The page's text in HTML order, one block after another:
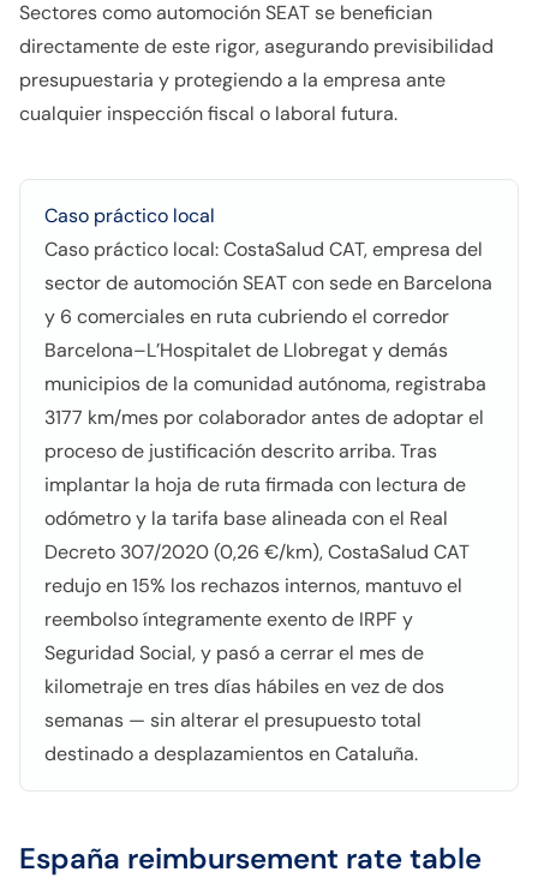
Sectores como automoción SEAT se benefician
directamente de este rigor, asegurando previsibilidad
presupuestaria y protegiendo a la empresa ante
cualquier inspección fiscal o laboral futura.
Caso práctico local
Caso práctico local: CostaSalud CAT, empresa del
sector de automoción SEAT con sede en Barcelona
y 6 comerciales en ruta cubriendo el corredor
Barcelona–L’Hospitalet de Llobregat y demás
municipios de la comunidad autónoma, registraba
3177 km/mes por colaborador antes de adoptar el
proceso de justificación descrito arriba. Tras
implantar la hoja de ruta firmada con lectura de
odómetro y la tarifa base alineada con el Real
Decreto 307/2020 (0,26 €/km), CostaSalud CAT
redujo en 15% los rechazos internos, mantuvo el
reembolso íntegramente exento de IRPF y
Seguridad Social, y pasó a cerrar el mes de
kilometraje en tres días hábiles en vez de dos
semanas — sin alterar el presupuesto total
destinado a desplazamientos en Cataluña.
España reimbursement rate table